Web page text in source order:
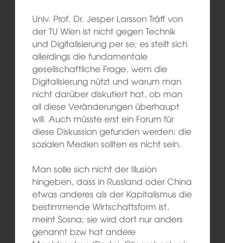
Univ. Prof. Dr. Jesper Larsson Träff von
der TU Wien ist nicht gegen Technik
und Digitalisierung per se; es stellt sich
allerdings die fundamentale
gesellschaftliche Frage, wem die
Digitalisierung nützt und warum man
nicht darüber diskutiert hat, ob man
all diese Veränderungen überhaupt
will. Auch müsste erst ein Forum für
diese Diskussion gefunden werden: die
sozialen Medien sollten es nicht sein.
Man solle sich nicht der Illusion
hingeben, dass in Russland oder China
etwas anderes als der Kapitalismus die
bestimmende Wirtschaftsform ist,
meint Sosna; sie wird dort nur anders
genannt bzw hat andere